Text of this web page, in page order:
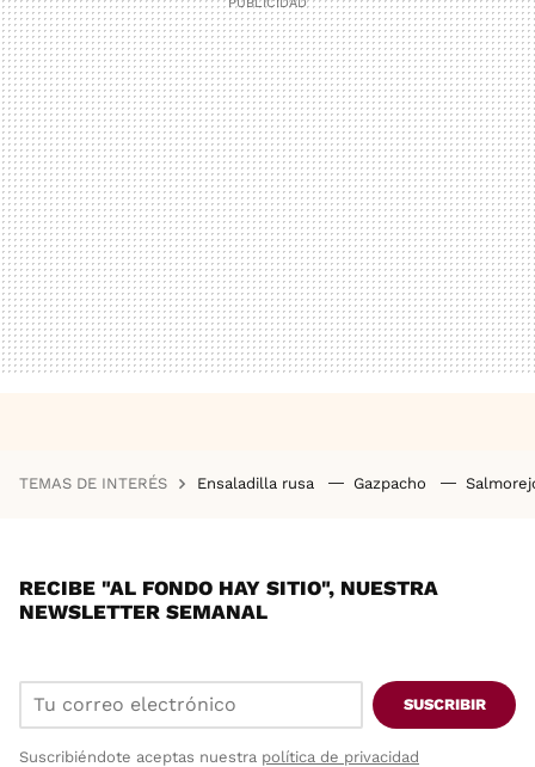
TEMAS DE INTERÉS Ensaladilla rusa Gazpacho
RECIBE "AL FONDO HAY SITIO", NUESTRA
NEWSLETTER SEMANAL
SUSCRIBIR
Suscribiéndote aceptas nuestra política de privacidad